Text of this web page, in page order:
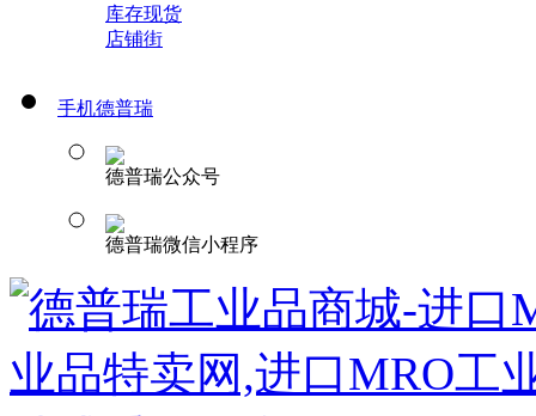
库存现货
店铺街
手机德普瑞
德普瑞公众号
德普瑞微信小程序